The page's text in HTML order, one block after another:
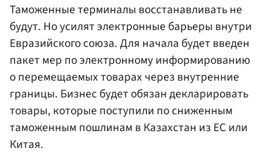
Таможенные терминалы восстанавливать не
будут. Но усилят электронные барьеры внутри
Евразийского союза. Для начала будет введен
пакет мер по электронному информированию
о перемещаемых товарах через внутренние
границы. Бизнес будет обязан декларировать
товары, которые поступили по сниженным
таможенным пошлинам в Казахстан из ЕС или
Китая.